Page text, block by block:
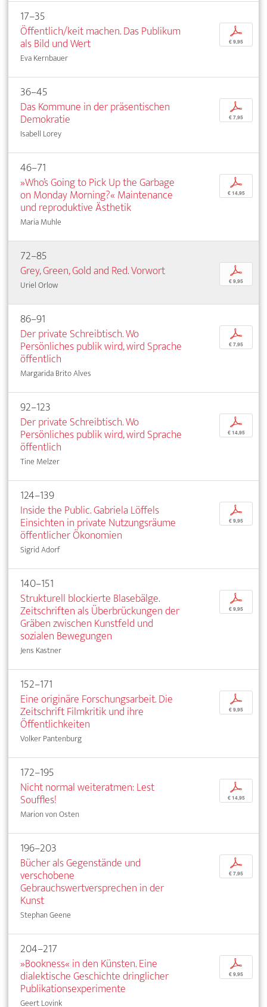
17–35
Öffentlich/keit machen. Das Publikum
als Bild und Wert
Eva Kernbauer
p
€ 9,95
36–45
Das Kommune in der präsentischen
Demokratie
Isabell Lorey
p
€ 7,95
46–71
»Who’s Going to Pick Up the Garbage
on Monday Morning?« Maintenance
und reproduktive Ästhetik
Maria Muhle
p
€ 14,95
72–85
Grey, Green, Gold and Red. Vorwort
Uriel Orlow
p
€ 9,95
86–91
Der private Schreibtisch. Wo
Persönliches publik wird, wird Sprache
öffentlich
Margarida Brito Alves
p
€ 7,95
92–123
Der private Schreibtisch. Wo
Persönliches publik wird, wird Sprache
öffentlich
Tine Melzer
p
€ 14,95
124–139
Inside the Public. Gabriela Löffels
Einsichten in private Nutzungsräume
öffentlicher Ökonomien
Sigrid Adorf
p
€ 9,95
140–151
Strukturell blockierte Blasebälge.
Zeitschriften als Überbrückungen der
Gräben zwischen Kunstfeld und
sozialen Bewegungen
Jens Kastner
p
€ 9,95
152–171
Eine originäre Forschungsarbeit. Die
Zeitschrift Filmkritik und ihre
Öffentlichkeiten
Volker Pantenburg
p
€ 9,95
172–195
Nicht normal weiteratmen: Lest
Souffles!
Marion von Osten
p
€ 14,95
196–203
Bücher als Gegenstände und
verschobene
Gebrauchswertversprechen in der
Kunst
Stephan Geene
p
€ 7,95
204–217
»Bookness« in den Künsten. Eine
dialektische Geschichte dringlicher
Publikationsexperimente
Geert Lovink
p
€ 9,95